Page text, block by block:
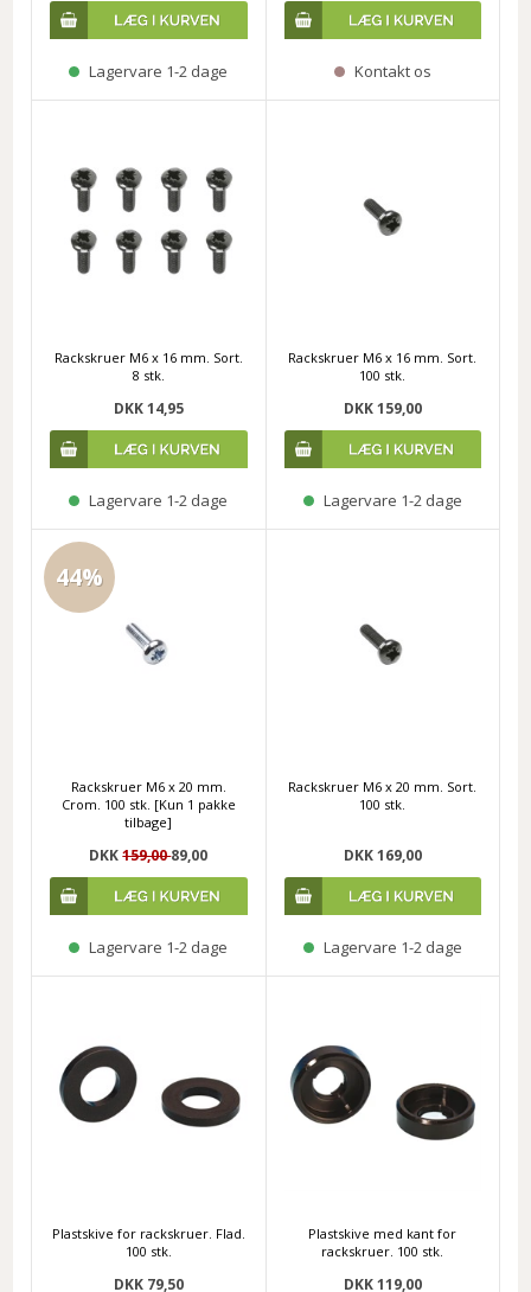
Lagervare 1-2 dage Kontakt os
Rackskruer M6 x 16 mm. Sort.
8 stk.
DKK 14,95
Lagervare 1-2 dage
Rackskruer M6 x 16 mm. Sort.
100 stk.
DKK 159,00
Lagervare 1-2 dage
44%
Rackskruer M6 x 20 mm.
Crom. 100 stk. [Kun 1 pakke
tilbage]
DKK159,0089,00
Lagervare 1-2 dage
Rackskruer M6 x 20 mm. Sort.
100 stk.
DKK 169,00
Lagervare 1-2 dage
Plastskive for rackskruer. Flad.
100 stk.
DKK 79,50
Plastskive med kant for
rackskruer. 100 stk.
DKK 119,00